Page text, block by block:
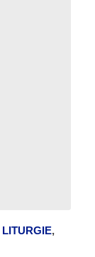
LITURGIE,